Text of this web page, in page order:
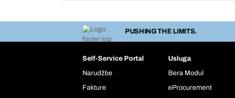
PUSHING THE LIMITS.
Self-Service Portal
Narudžbe
Fakture
Usluga
Bera Modul
eProcurement